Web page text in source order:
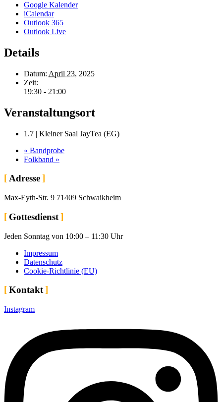
Google Kalender
iCalendar
Outlook 365
Outlook Live
Details
Datum: April 23, 2025
Zeit:
19:30 - 21:00
Veranstaltungsort
1.7 | Kleiner Saal JayTea (EG)
« Bandprobe
Folkband »
Adresse
Max-Eyth-Str. 9 71409 Schwaikheim
Gottesdienst
Jeden Sonntag von 10:00 – 11:30 Uhr
Impressum
Datenschutz
Cookie-Richtlinie (EU)
Kontakt
Instagram